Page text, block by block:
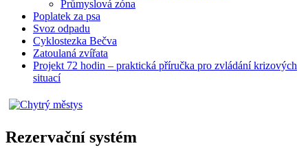
Průmyslová zóna
Poplatek za psa
Svoz odpadu
Cyklostezka Bečva
Zatoulaná zvířata
Projekt 72 hodin – praktická příručka pro zvládání krizových
situací
Rezervační systém